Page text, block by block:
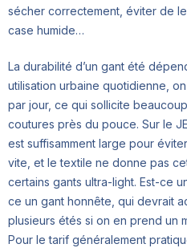
sécher correctement, éviter de
case humide…
La durabilité d’un gant été
utilisation urbaine quotidienne,
par jour, ce qui sollicite
coutures près du pouce. Sur le
est suffisamment large pour
vite, et le textile ne donne pas
certains gants ultra-light. Est-ce
ce un gant honnête, qui devrait
plusieurs étés si on en prend un
Pour le tarif généralement